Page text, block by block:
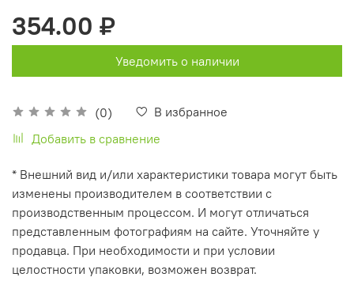
(0)
В избранное
Добавить в сравнение
354.00 ₽
Уведомить о наличии
* Внешний вид и/или характеристики товара могут быть
изменены производителем в соответствии с
производственным процессом. И могут отличаться
представленным фотографиям на сайте. Уточняйте у
продавца. При необходимости и при условии
целостности упаковки, возможен возврат.